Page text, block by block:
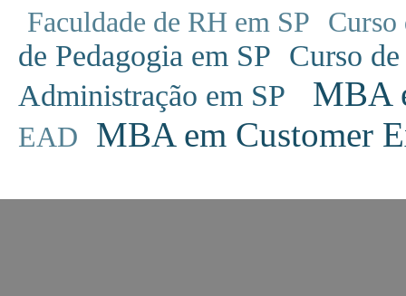
Faculdade de RH em SP Curso
de Pedagogia em SP Curso
Administração em SP
MBA
EAD MBA em Customer